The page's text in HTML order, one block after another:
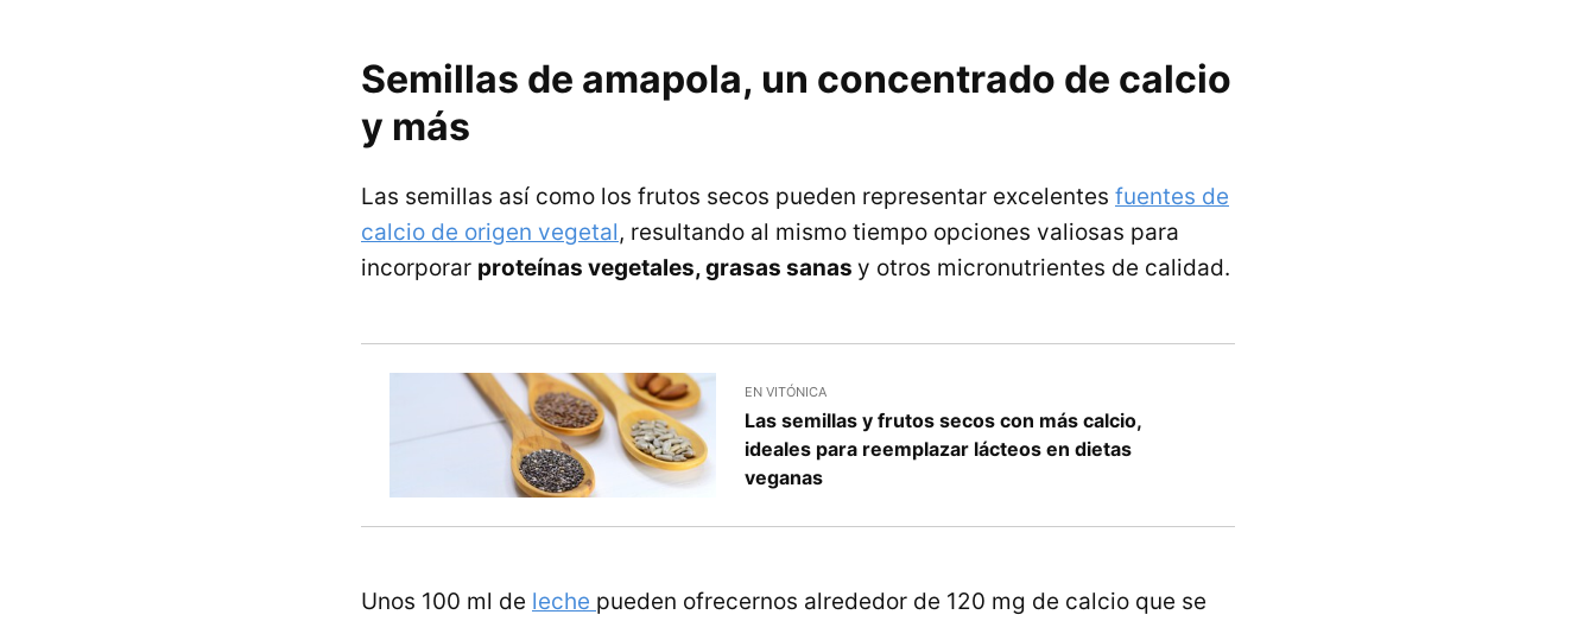
Semillas de amapola, un concentrado de calcio
y más
Las semillas así como los frutos secos pueden representar excelentes fuentes de
calcio de origen vegetal, resultando al mismo tiempo opciones valiosas para
incorporar proteínas vegetales, grasas sanas y otros micronutrientes de calidad.
EN VITÓNICA
Las semillas y frutos secos con más calcio,
ideales para reemplazar lácteos en dietas
veganas
Unos 100 ml de leche pueden ofrecernos alrededor de 120 mg de calcio que se